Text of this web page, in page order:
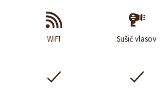
WIFI Sušič vlasov